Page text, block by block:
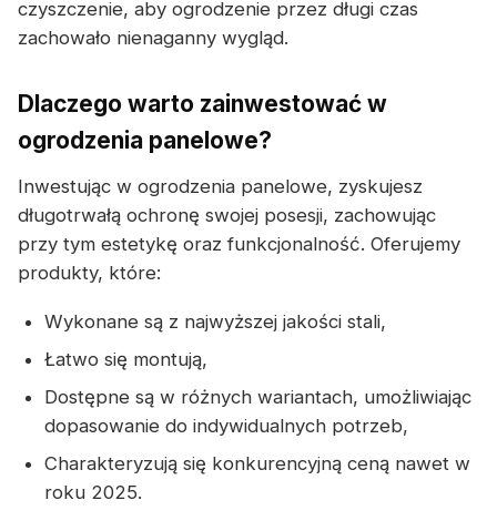
czyszczenie, aby ogrodzenie przez długi czas
zachowało nienaganny wygląd.
Dlaczego warto zainwestować w
ogrodzenia panelowe?
Inwestując w ogrodzenia panelowe, zyskujesz
długotrwałą ochronę swojej posesji, zachowując
przy tym estetykę oraz funkcjonalność. Oferujemy
produkty, które:
Wykonane są z najwyższej jakości stali,
Łatwo się montują,
Dostępne są w różnych wariantach, umożliwiając
dopasowanie do indywidualnych potrzeb,
Charakteryzują się konkurencyjną ceną nawet w
roku 2025.